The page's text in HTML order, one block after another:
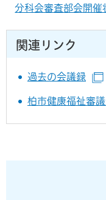
分科会審査部会開催
関連リンク
過去の会議録
柏市健康福祉審